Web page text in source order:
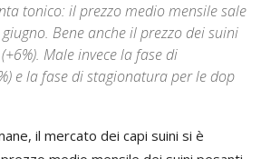
tonico: il prezzo medio mensile sale
Bene anche il prezzo dei suini
Male invece la fase di
e la fase di stagionatura per le dop
il mercato dei capi suini si è